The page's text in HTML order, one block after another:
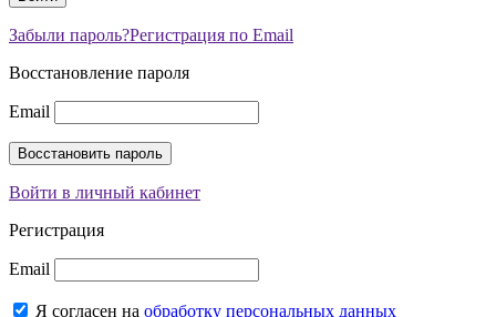
Забыли пароль?Регистрация по Email
Восстановление пароля
Email
Войти в личный кабинет
Регистрация
Email
Я согласен на обработку персональных данных